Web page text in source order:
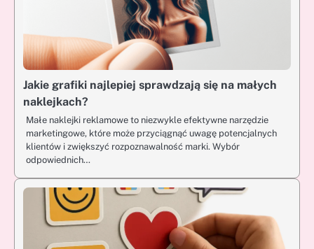
Jakie grafiki najlepiej sprawdzają się na małych
naklejkach?
Małe naklejki reklamowe to niezwykle efektywne narzędzie
marketingowe, które może przyciągnąć uwagę potencjalnych
klientów i zwiększyć rozpoznawalność marki. Wybór
odpowiednich…